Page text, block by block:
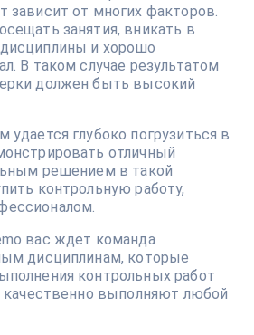
зависит от многих факторов.
занятия, вникать в
и хорошо
В таком случае результатом
должен быть высокий
глубоко погрузиться в
отличный
решением в такой
контрольную работу,
вас ждет команда
дисциплинам, которые
контрольных работ
качественно выполняют любой